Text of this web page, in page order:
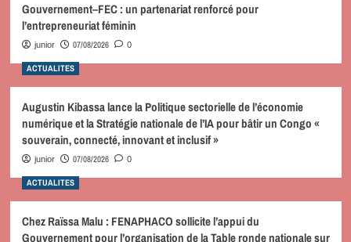
Gouvernement–FEC : un partenariat renforcé pour
l’entrepreneuriat féminin
junior 07/08/2026 0
ACTUALITES
Augustin Kibassa lance la Politique sectorielle de l’économie
numérique et la Stratégie nationale de l’IA pour bâtir un Congo «
souverain, connecté, innovant et inclusif »
junior 07/08/2026 0
ACTUALITES
Chez Raïssa Malu : FENAPHACO sollicite l’appui du
Gouvernement pour l’organisation de la Table ronde nationale sur